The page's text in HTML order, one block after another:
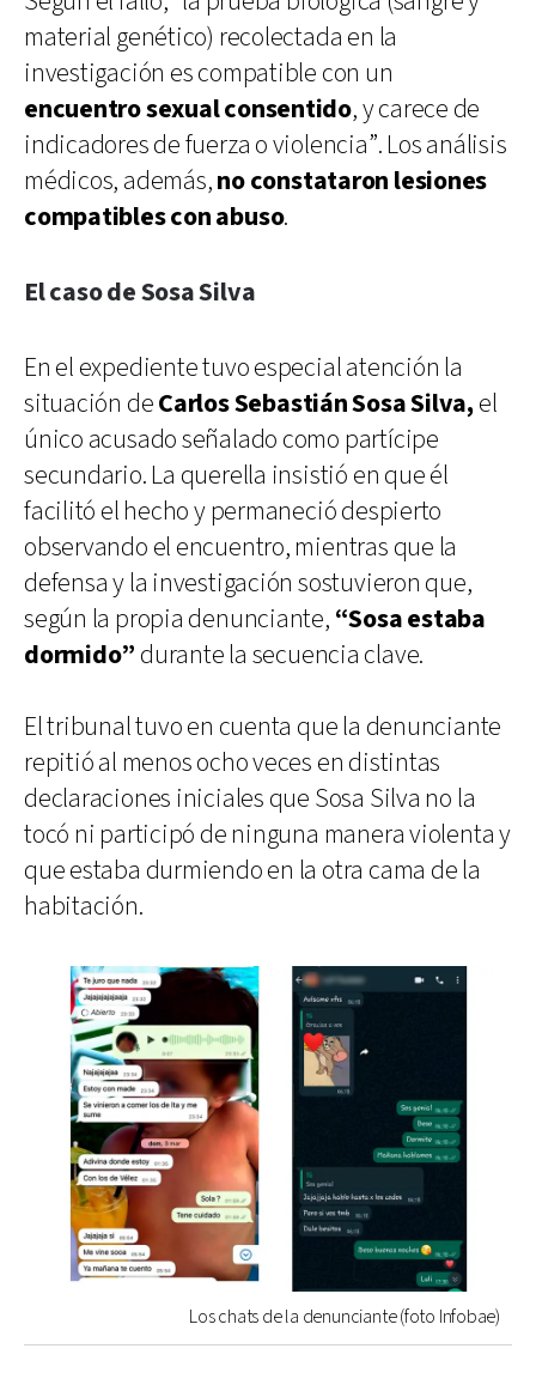
material genético) recolectada en la
investigación es compatible con un
encuentro sexual consentido, y carece de
indicadores de fuerza o violencia”. Los análisis
médicos, además,no constataron lesiones
compatibles con abuso.
El caso de Sosa Silva
En el expediente tuvo especial atención la
situación deCarlos Sebastián Sosa Silva,el
único acusado señalado como partícipe
secundario. La querella insistió en que él
facilitó el hecho y permaneció despierto
observando el encuentro, mientras que la
defensa y la investigación sostuvieron que,
según la propia denunciante, “Sosa estaba
dormido” durante la secuencia clave.
El tribunal tuvo en cuenta que la denunciante
repitió al menos ocho veces en distintas
declaraciones iniciales que Sosa Silva no la
tocó ni participó de ninguna manera violenta y
que estaba durmiendo en la otra cama de la
habitación.
Los chats de la denunciante (foto Infobae)